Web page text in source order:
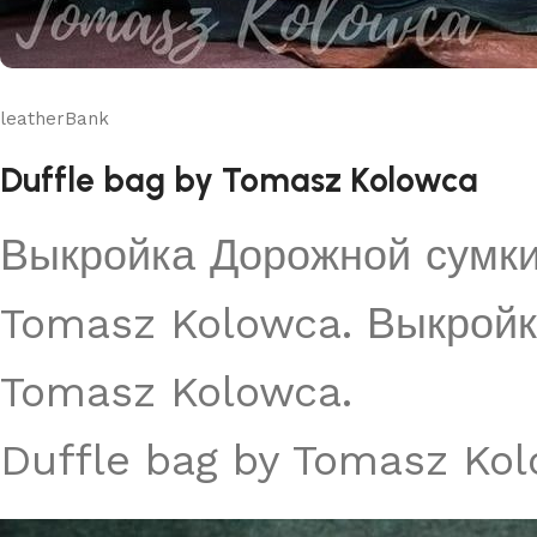
leatherBank
Duffle bag by Tomasz Kolowca
Выкройка Дорожной
Tomasz Kolowca.
Tomasz Kolowca.
Duffle bag by Tomasz